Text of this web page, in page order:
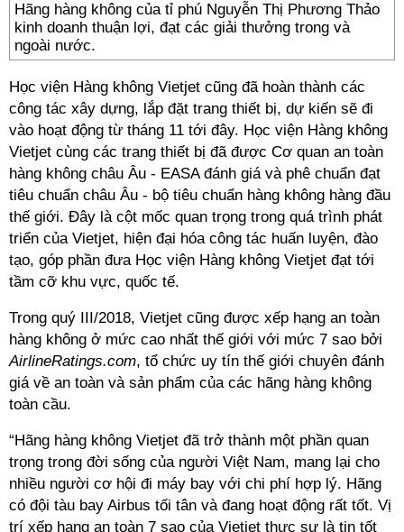
Hãng hàng không của tỉ phú Nguyễn Thị Phương Thảo
kinh doanh thuận lợi, đạt các giải thưởng trong và
ngoài nước.
Học viện Hàng không Vietjet cũng đã hoàn thành các
công tác xây dựng, lắp đặt trang thiết bị, dự kiến sẽ đi
vào hoạt động từ tháng 11 tới đây. Học viện Hàng không
Vietjet cùng các trang thiết bị đã được Cơ quan an toàn
hàng không châu Âu - EASA đánh giá và phê chuẩn đạt
tiêu chuẩn châu Âu - bộ tiêu chuẩn hàng không hàng đầu
thế giới. Đây là cột mốc quan trọng trong quá trình phát
triển của Vietjet, hiện đại hóa công tác huấn luyện, đào
tạo, góp phần đưa Học viện Hàng không Vietjet đạt tới
tầm cỡ khu vực, quốc tế.
Trong quý III/2018, Vietjet cũng được xếp hạng an toàn
hàng không ở mức cao nhất thế giới với mức 7 sao bởi
AirlineRatings.com, tổ chức uy tín thế giới chuyên đánh
giá về an toàn và sản phẩm của các hãng hàng không
toàn cầu.
“Hãng hàng không Vietjet đã trở thành một phần quan
trọng trong đời sống của người Việt Nam, mang lại cho
nhiều người cơ hội đi máy bay với chi phí hợp lý. Hãng
có đội tàu bay Airbus tối tân và đang hoạt động rất tốt. Vị
trí xếp hạng an toàn 7 sao của Vietjet thực sự là tin tốt